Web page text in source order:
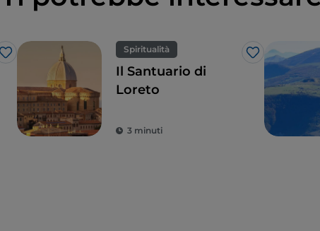
Like
Spiritualità
Like
Il Santuario di
Loreto
3 minuti